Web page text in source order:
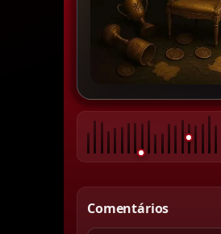
Comentários